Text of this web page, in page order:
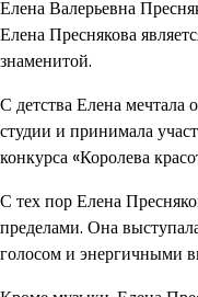
Елена Валерьевна
Елена Преснякова
знаменитой.
С детства Елена мечтала
студии и принимала
конкурса «Королева
С тех пор Елена
пределами. Она
голосом и энергичными